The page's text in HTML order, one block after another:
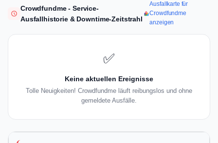
Crowdfundme - Service-
Ausfallhistorie & Downtime-Zeitstrahl
Ausfallkarte für
Crowdfundme
anzeigen
✅
Keine aktuellen Ereignisse
Tolle Neuigkeiten! Crowdfundme läuft reibungslos und ohne
gemeldete Ausfälle.